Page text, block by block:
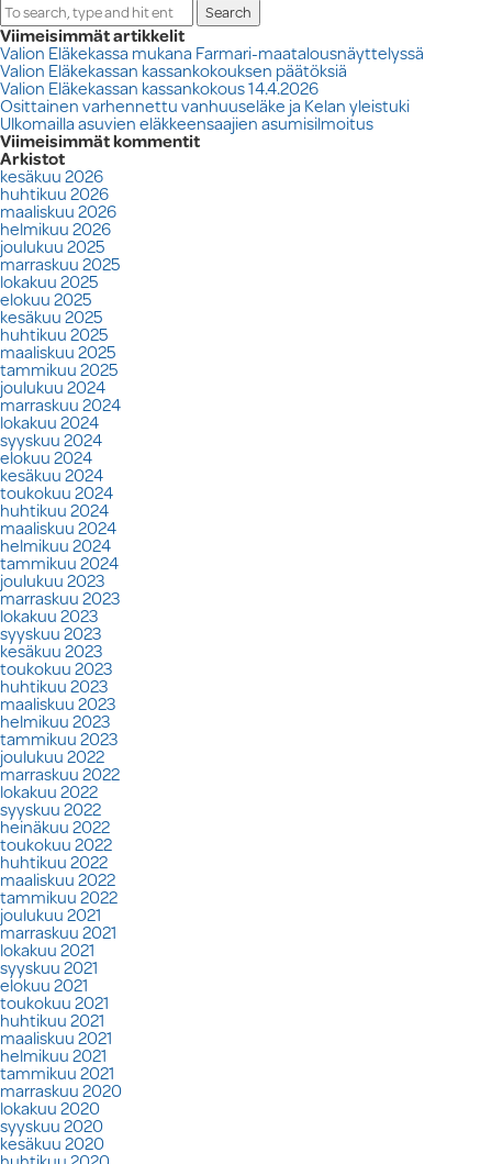
Search
Viimeisimmät artikkelit
Valion Eläkekassa mukana Farmari-maatalousnäyttelyssä
Valion Eläkekassan kassankokouksen päätöksiä
Valion Eläkekassan kassankokous 14.4.2026
Osittainen varhennettu vanhuuseläke ja Kelan yleistuki
Ulkomailla asuvien eläkkeensaajien asumisilmoitus
Viimeisimmät kommentit
Arkistot
kesäkuu 2026
huhtikuu 2026
maaliskuu 2026
helmikuu 2026
joulukuu 2025
marraskuu 2025
lokakuu 2025
elokuu 2025
kesäkuu 2025
huhtikuu 2025
maaliskuu 2025
tammikuu 2025
joulukuu 2024
marraskuu 2024
lokakuu 2024
syyskuu 2024
elokuu 2024
kesäkuu 2024
toukokuu 2024
huhtikuu 2024
maaliskuu 2024
helmikuu 2024
tammikuu 2024
joulukuu 2023
marraskuu 2023
lokakuu 2023
syyskuu 2023
kesäkuu 2023
toukokuu 2023
huhtikuu 2023
maaliskuu 2023
helmikuu 2023
tammikuu 2023
joulukuu 2022
marraskuu 2022
lokakuu 2022
syyskuu 2022
heinäkuu 2022
toukokuu 2022
huhtikuu 2022
maaliskuu 2022
tammikuu 2022
joulukuu 2021
marraskuu 2021
lokakuu 2021
syyskuu 2021
elokuu 2021
toukokuu 2021
huhtikuu 2021
maaliskuu 2021
helmikuu 2021
tammikuu 2021
marraskuu 2020
lokakuu 2020
syyskuu 2020
kesäkuu 2020